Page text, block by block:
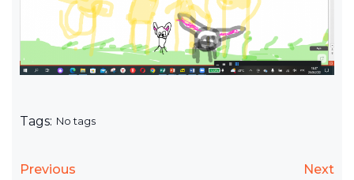
Tags: No tags
Previous Next